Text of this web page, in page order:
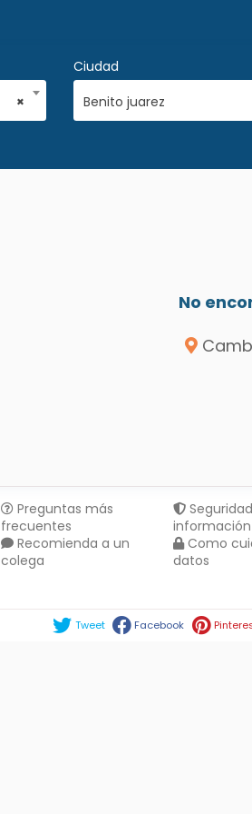
×
Ciudad
Benito juarez
No
Preguntas más
frecuentes
Recomienda a un
colega
información
Como
datos
Tweet Facebook